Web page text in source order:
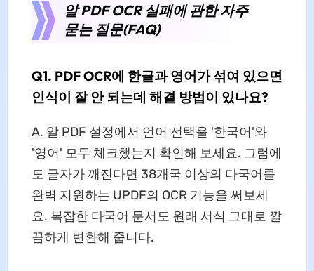
알 PDF OCR 실패에 관한 자주
묻는 질문(FAQ)
Q1. PDF OCR에 한글과 영어가 섞여 있으면
인식이 잘 안 되는데 해결 방법이 있나요?
A. 알 PDF 설정에서 언어 선택을 '한국어'와
'영어' 모두 체크했는지 확인해 보세요. 그럼에
도 글자가 깨진다면 38개국 이상의 다국어를
완벽 지원하는 UPDF의 OCR 기능을 써보세
요. 복잡한 다국어 문서도 원래 서식 그대로 깔
끔하게 변환해 줍니다.